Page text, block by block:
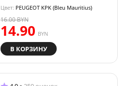
Цвет: PEUGEOT KPK (Bleu Mauritius)
14.90 BYN
16.00BYN
В КОРЗИНУ